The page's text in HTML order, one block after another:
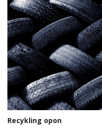
Recykling opon